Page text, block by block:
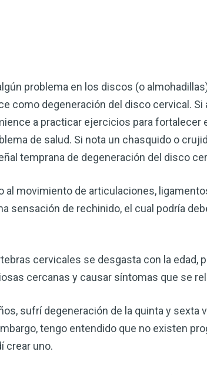
problema en los discos (o
como degeneración del disco cervical.
a practicar ejercicios para fortalecer
de salud. Si nota un chasquido o
temprana de degeneración del disco
al movimiento de articulaciones,
sensación de rechinido, el cual podría
cervicales se desgasta con la edad,
cercanas y causar síntomas que se
sufrí degeneración de la quinta y sexta
tengo entendido que no existen
crear uno.